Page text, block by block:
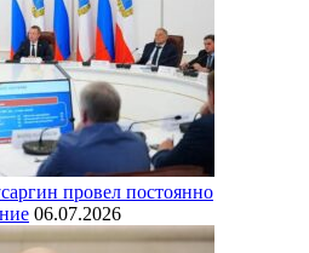
провел постоянно
06.07.2026